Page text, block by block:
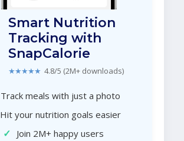
Smart Nutrition
Tracking with
SnapCalorie
★★★★★ 4.8/5 (2M+ downloads)
Track meals with just a photo
Hit your nutrition goals easier
✓ Join 2M+ happy users